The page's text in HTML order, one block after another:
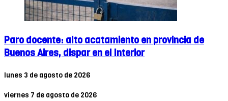
Paro docente: alto acatamiento en provincia de
Buenos Aires, dispar en el Interior
lunes 3 de agosto de 2026
viernes 7 de agosto de 2026